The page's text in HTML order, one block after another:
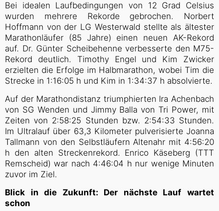
Bei idealen Laufbedingungen von 12 Grad Celsius
wurden mehrere Rekorde gebrochen. Norbert
Hoffmann von der LG Westerwald stellte als ältester
Marathonläufer (85 Jahre) einen neuen AK-Rekord
auf. Dr. Günter Scheibehenne verbesserte den M75-
Rekord deutlich. Timothy Engel und Kim Zwicker
erzielten die Erfolge im Halbmarathon, wobei Tim die
Strecke in 1:16:05 h und Kim in 1:34:37 h absolvierte.
Auf der Marathondistanz triumphierten Ira Achenbach
von SG Wenden und Jimmy Balla von Tri Power, mit
Zeiten von 2:58:25 Stunden bzw. 2:54:33 Stunden.
Im Ultralauf über 63,3 Kilometer pulverisierte Joanna
Tallmann von den Selbstläufern Altenahr mit 4:56:20
h den alten Streckenrekord. Enrico Käseberg (TTT
Remscheid) war nach 4:46:04 h nur wenige Minuten
zuvor im Ziel.
Blick in die Zukunft: Der nächste Lauf wartet
schon